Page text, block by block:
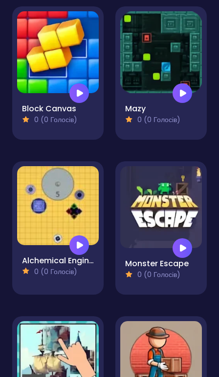
Block Canvas
0 (0 Голосів)
Mazy
0 (0 Голосів)
Alchemical Engineering
0 (0 Голосів)
Monster Escape
0 (0 Голосів)